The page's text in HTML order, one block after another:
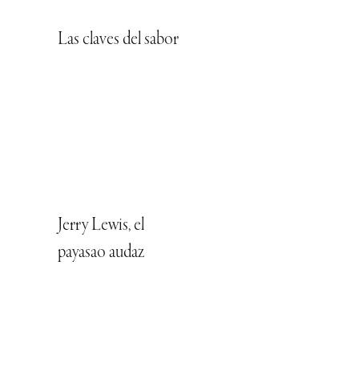
Las claves del sabor
Jerry Lewis, el
payasao audaz